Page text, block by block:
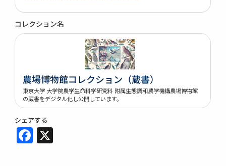
コレクション名
農場博物館コレクション（蔵書）
東京大学 大学院農学生命科学研究科 附属生態調和農学機構農場博物館
の蔵書をデジタル化し公開しています。
シェアする
Facebook